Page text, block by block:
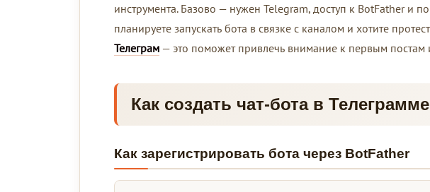
инструмента. Базово — нужен Telegram, доступ к BotFather и
планируете запускать бота в связке с каналом и хотите
Телеграм — это поможет привлечь внимание к первым постам
Как создать чат-бота в
Как зарегистрировать бота через BotFather